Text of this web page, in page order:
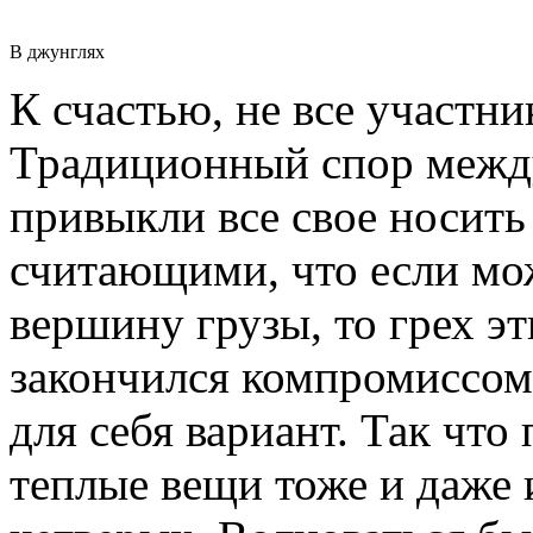
В джунглях
К счастью, не все
Традиционный спор
привыкли все свое
считающими, что если
вершину грузы, то грех
закончился
для себя вариант. Так
теплые вещи тоже и даже